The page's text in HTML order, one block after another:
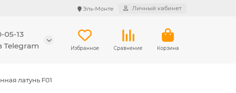
Эль-Монте Личный кабинет
05-13
Telegram
Избранное Сравнение Корзина
латунь F01